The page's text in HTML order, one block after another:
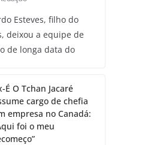
Esteves, filho do
deixou a equipe de
de longa data do
É O Tchan Jacaré
cargo de chefia
empresa no Canadá:
foi o meu